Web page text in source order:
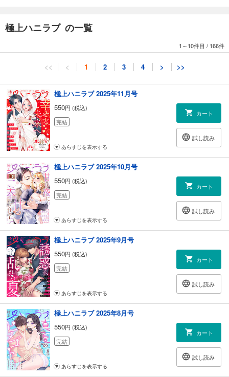
極上ハニラブ の一覧
1～10件目 / 166件
<< < 1 2 3 4 > >>
極上ハニラブ 2025年11月号
550円 (税込)
完結
カート
試し読み
あらすじを表示する
極上ハニラブ 2025年10月号
550円 (税込)
完結
カート
試し読み
あらすじを表示する
極上ハニラブ 2025年9月号
550円 (税込)
完結
カート
試し読み
あらすじを表示する
極上ハニラブ 2025年8月号
550円 (税込)
完結
カート
試し読み
あらすじを表示する